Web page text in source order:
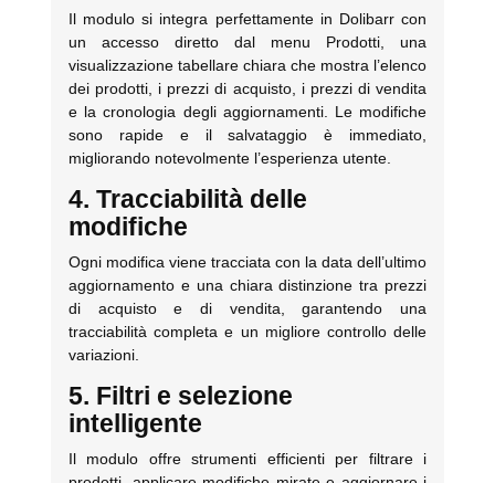
Il modulo si integra perfettamente in Dolibarr con
un accesso diretto dal menu Prodotti, una
visualizzazione tabellare chiara che mostra l’elenco
dei prodotti, i prezzi di acquisto, i prezzi di vendita
e la cronologia degli aggiornamenti. Le modifiche
sono rapide e il salvataggio è immediato,
migliorando notevolmente l’esperienza utente.
4. Tracciabilità delle
modifiche
Ogni modifica viene tracciata con la data dell’ultimo
aggiornamento e una chiara distinzione tra prezzi
di acquisto e di vendita, garantendo una
tracciabilità completa e un migliore controllo delle
variazioni.
5. Filtri e selezione
intelligente
Il modulo offre strumenti efficienti per filtrare i